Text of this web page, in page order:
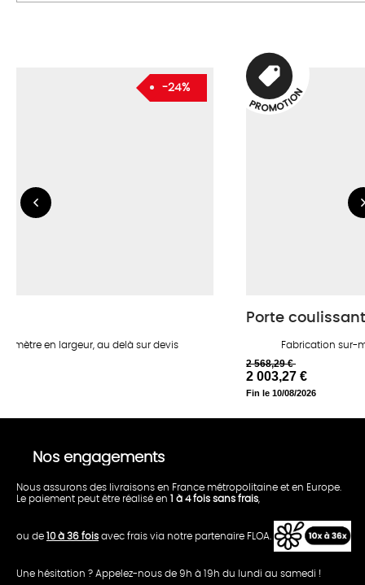
mètre en largeur, au delà sur devis
-24%
PROMOTI
O
N
Porte
Fabrication sur-
2 568,29 €
2 003,27 €
Fin le 10/08/2026
Nos engagements
Nous assurons des livraisons en France métropolitaine et en Europe.
Le paiement peut être réalisé en 1 à 4 fois sans frais
ou de 10 à 36 fois avec frais via notre partenaire FLOA.
Une hésitation ? Appelez-nous de 9h à 19h du lundi au samedi !